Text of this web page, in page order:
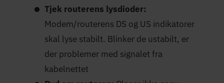
Tjek routerens lysdioder:
Modem/routerens DS og US indikatorer
skal lyse stabilt. Blinker de ustabilt, er
der problemer med signalet fra
kabelnettet